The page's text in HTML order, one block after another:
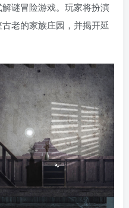
谜冒险游戏。玩家将扮演
老的家族庄园，并揭开延